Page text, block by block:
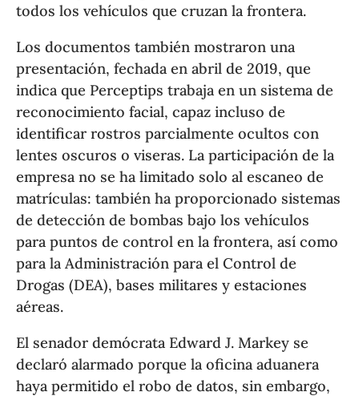
todos los vehículos que cruzan la frontera.
Los documentos también mostraron una
presentación, fechada en abril de 2019, que
indica que Perceptips trabaja en un sistema de
reconocimiento facial, capaz incluso de
identificar rostros parcialmente ocultos con
lentes oscuros o viseras. La participación de la
empresa no se ha limitado solo al escaneo de
matrículas: también ha proporcionado sistemas
de detección de bombas bajo los vehículos
para puntos de control en la frontera, así como
para la Administración para el Control de
Drogas (DEA), bases militares y estaciones
aéreas.
El senador demócrata Edward J. Markey se
declaró alarmado porque la oficina aduanera
haya permitido el robo de datos, sin embargo,